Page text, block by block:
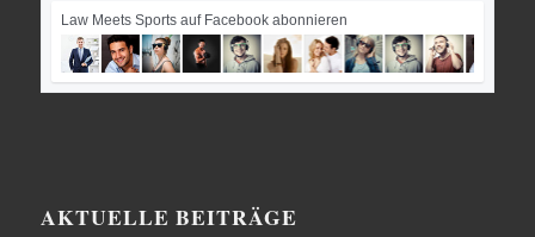
Law Meets Sports auf Facebook abonnieren
AKTUELLE BEITRÄGE